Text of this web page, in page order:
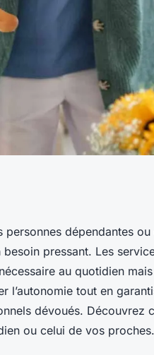
à
dépendantes ou
pressant. Les
au quotidien
l’autonomie tout en
dévoués. Découvrez
ou celui de vos proches.